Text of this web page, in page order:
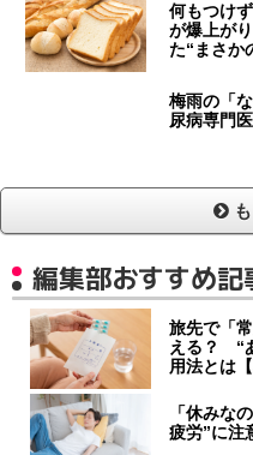
何もつけ
が爆上が
た“まさか
梅雨の「
尿病専門
編集部おすすめ記
旅先で「
える？ “
用法とは
「休みな
疲労”に注